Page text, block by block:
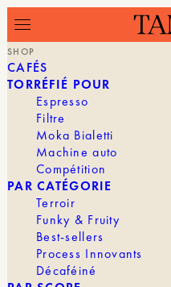
SHOP
CAFÉS
TORRÉFIÉ POUR
Espresso
Filtre
Moka Bialetti
Machine auto
Compétition
PAR CATÉGORIE
Terroir
Funky & Fruity
Best-sellers
Process Innovants
Décaféiné
TASSES À CAFÉ